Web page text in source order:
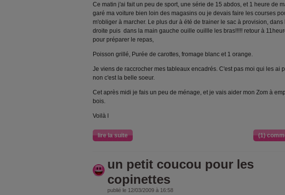
Ce matin j'ai fait un peu de sport, une série de 15 abdos, et 1 heure de
garé ma voiture bien loin des magasins ou je devais faire les courses
m'obliger à marcher. Le plus dur à été de trainer le sac à provision, dans
droite puis dans la main gauche ouille ouillle les bras!!!!! retour à
pour préparer le repas,
Poisson grillé, Purée de carottes, fromage blanc et 1 orange.
Je viens de raccrocher mes tableaux encadrés. C'est pas moi qui les ai
non c'est la belle soeur.
Cet après midi je fais un peu de ménage, et je vais aider mon Zom à
bois.
Voilà l
lire la suite (1)
un petit coucou pour les
copinettes
publié le 12/03/2009 à 16:58